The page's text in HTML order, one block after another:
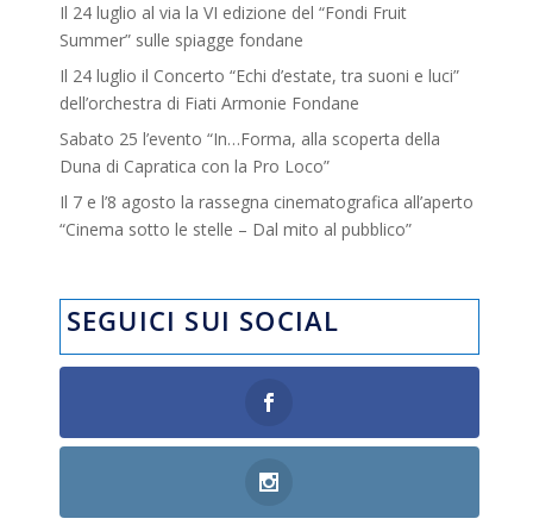
Il 24 luglio al via la VI edizione del “Fondi Fruit
Summer” sulle spiagge fondane
Il 24 luglio il Concerto “Echi d’estate, tra suoni e luci”
dell’orchestra di Fiati Armonie Fondane
Sabato 25 l’evento “In…Forma, alla scoperta della
Duna di Capratica con la Pro Loco”
Il 7 e l’8 agosto la rassegna cinematografica all’aperto
“Cinema sotto le stelle – Dal mito al pubblico”
SEGUICI SUI SOCIAL